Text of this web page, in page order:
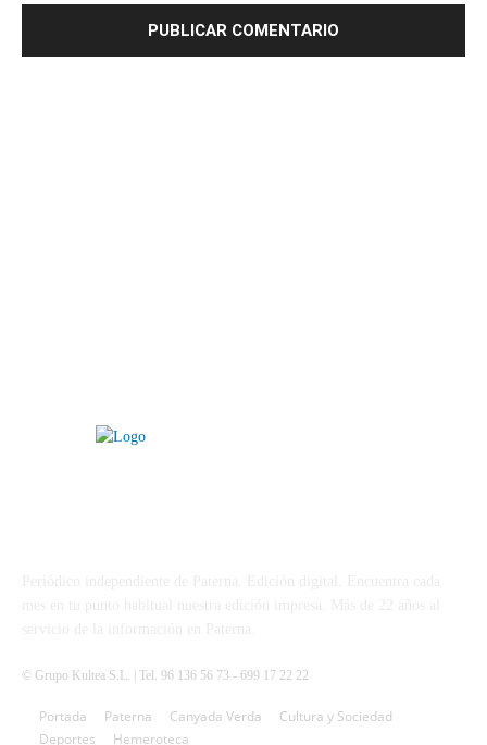
© Grupo Kultea S.L. | Tel. 96 136 56 73 - 699 17 22 22
Portada Paterna Canyada Verda
Cultura y Sociedad
Deportes
Hemeroteca